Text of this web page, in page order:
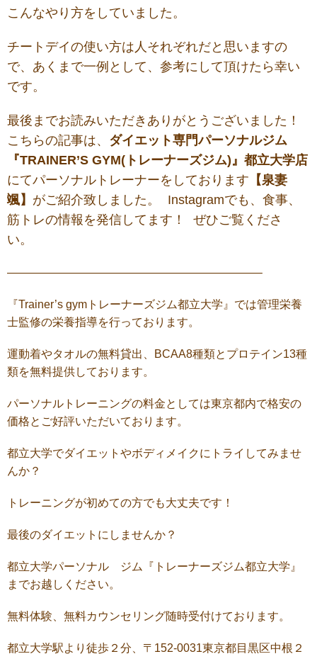
こんなやり方をしていました。
チートデイの使い方は人それぞれだと思いますの
で、あくまで一例として、参考にして頂けたら幸い
です。
最後までお読みいただきありがとうございました！
こちらの記事は、 ダイエット専門パーソナルジム
『TRAINER’S GYM(トレーナーズジム)』都立大学店
にてパーソナルトレーナーをしております 【泉妻
颯】 がご紹介致しました。 Instagramでも、食事、
筋トレの情報を発信してます！ ぜひご覧くださ
い。
——————————————————————–
『Trainer’s gymトレーナーズジム都立大学』では管理栄養
士監修の栄養指導を行っております。
運動着やタオルの無料貸出、BCAA8種類とプロテイン13種
類を無料提供しております。
パーソナルトレーニングの料金としては東京都内で格安の
価格とご好評いただいております。
都立大学でダイエットやボディメイクにトライしてみませ
んか？
トレーニングが初めての方でも大丈夫です！
最後のダイエットにしませんか？
都立大学パーソナル ジム『トレーナーズジム都立大学』
までお越しください。
無料体験、無料カウンセリング随時受付けております。
都立大学駅より徒歩２分、〒152-0031東京都目黒区中根２